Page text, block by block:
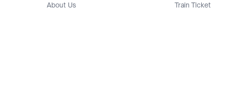
About Us
Train Ticket